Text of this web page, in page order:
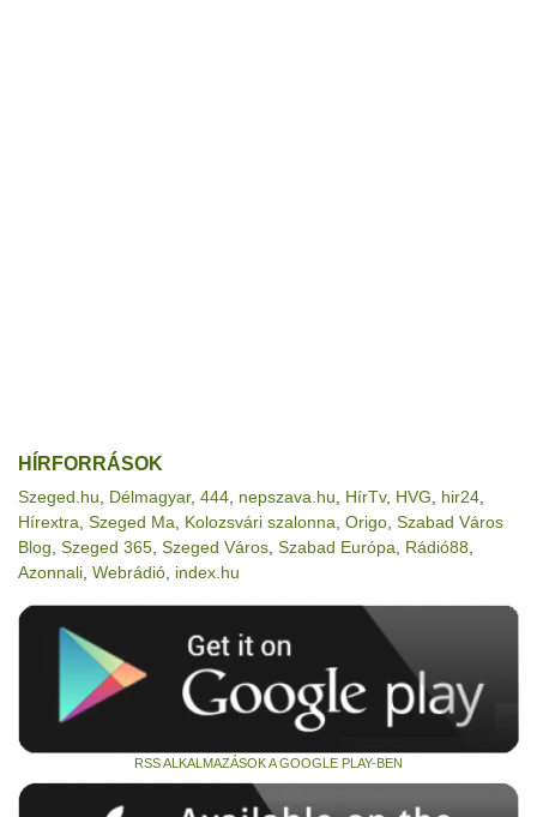
HÍRFORRÁSOK
Szeged.hu Délmagyar, 444 nepszava.hu HírTv, HVG hir24
Hírextra Szeged Ma Kolozsvári szalonna Origo Szabad Város
Blog Szeged 365 Szeged Város Szabad Európa Rádió88
Azonnali Webrádió index.hu
RSS ALKALMAZÁSOK A GOOGLE PLAY-BEN